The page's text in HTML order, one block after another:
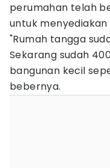
perumahan telah
untuk
"Rumah tangga
Sekarang sudah
bangunan kecil
bebernya.